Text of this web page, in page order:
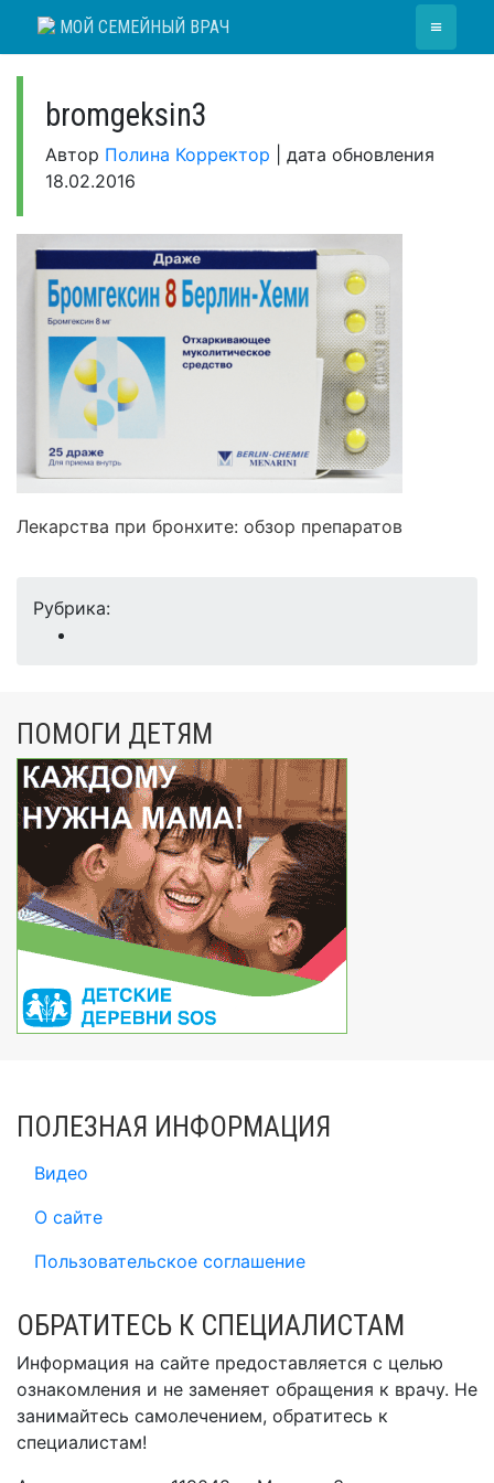
МОЙ СЕМЕЙНЫЙ ВРАЧ ≡
bromgeksin3
Автор Полина Корректор
дата обновления
18.02.2016
Лекарства при бронхите: обзор препаратов
Рубрика:
ПОМОГИ ДЕТЯМ
ПОЛЕЗНАЯ ИНФОРМАЦИЯ
Видео
О сайте
Пользовательское соглашение
ОБРАТИТЕСЬ К СПЕЦИАЛИСТАМ
Информация на сайте предоставляется с целью
ознакомления и не заменяет обращения к врачу. Не
занимайтесь самолечением, обратитесь к
специалистам!